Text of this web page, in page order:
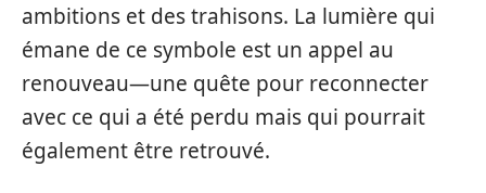
ambitions et des trahisons. La lumière qui
émane de ce symbole est un appel au
renouveau—une quête pour reconnecter
avec ce qui a été perdu mais qui pourrait
également être retrouvé.